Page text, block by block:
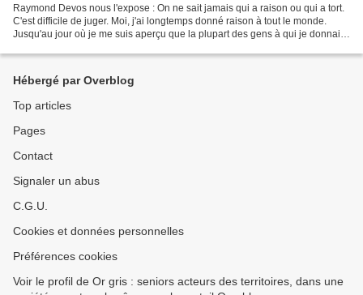
Raymond Devos nous l'expose : On ne sait jamais qui a raison ou qui a tort.
C'est difficile de juger. Moi, j'ai longtemps donné raison à tout le monde.
Jusqu'au jour où je me suis aperçu que la plupart des gens à qui je donnais
Hébergé par Overblog
Top articles
Pages
Contact
Signaler un abus
C.G.U.
Cookies et données personnelles
Préférences cookies
Voir le profil de Or gris : seniors acteurs des territoires, dans une